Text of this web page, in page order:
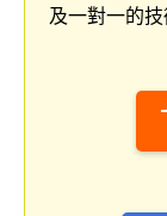
及一對一的技